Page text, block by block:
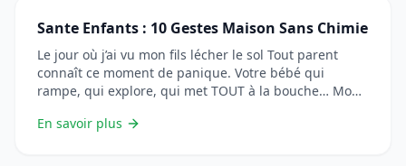
Sante Enfants : 10 Gestes Maison Sans Chimie
Le jour où j’ai vu mon fils lécher le sol Tout parent
connaît ce moment de panique. Votre bébé qui
rampe, qui explore, qui met TOUT à la bouche… Mon
lécher le carrelage. Mon premier réflexe ? « C’est
En savoir plus